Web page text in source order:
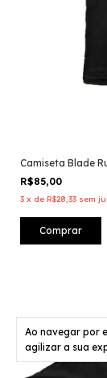
Ao navegar por
agilizar a sua
Camiseta Blade
R$85,00
3 x de R$28,33 sem
Comprar